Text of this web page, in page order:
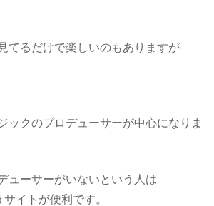
てるだけで楽しいのもありますが
ックのプロデューサーが中心になりま
ューサーがいないという人は
サイトが便利です。